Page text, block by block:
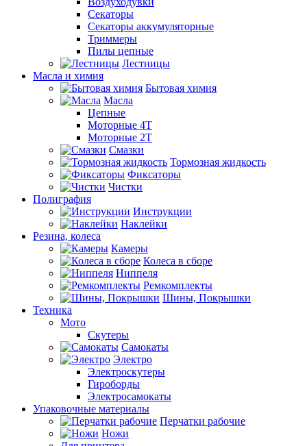
Секаторы
Секаторы аккумуляторные
Триммеры
Пилы цепные
Лестницы
Масла и химия
Бытовая химия
Масла
Цепные
Моторные 4Т
Моторные 2Т
Смазки
Тормозная жидкость
Фиксаторы
Чистки
Полиграфия
Инструкции
Наклейки
Резина, колеса
Камеры
Колеса в сборе
Ниппеля
Ремкомплекты
Шины, Покрышки
Техника
Мото
Скутеры
Самокаты
Электро
Электроскутеры
Гироборды
Электросамокаты
Упаковочные материалы
Перчатки рабочие
Ножи